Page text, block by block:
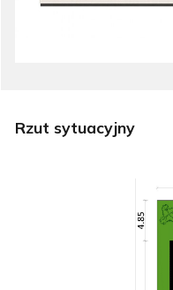
Rzut sytuacyjny